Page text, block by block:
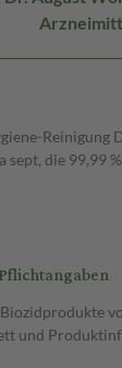
Reinigung
sept, die 99,99
und